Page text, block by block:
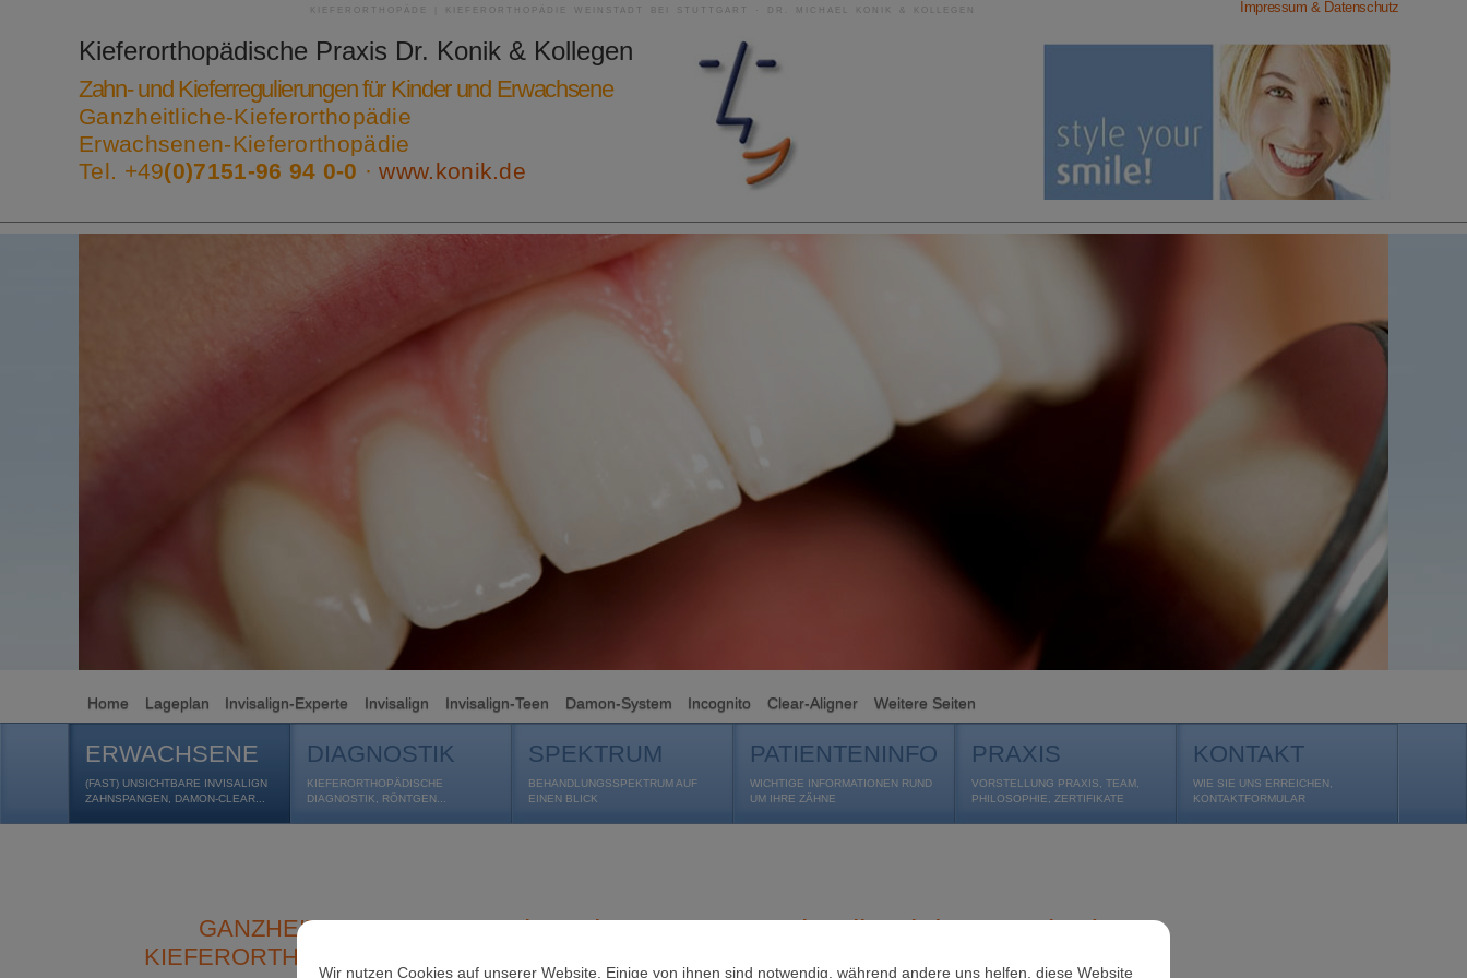
Wir nutzen Cookies auf unserer Website. Einige von ihnen sind notwendig, während andere uns helfen, diese Website
Impressum & Datenschutz
KIEFERORTHOPÄDE | KIEFERORTHOPÄDIE WEINSTADT BEI STUTTGART · DR. MICHAEL KONIK & KOLLEGEN
Kieferorthopädische Praxis Dr. Konik & Kollegen
Zahn- und Kieferregulierungen für Kinder und Erwachsene
Ganzheitliche-Kieferorthopädie
Erwachsenen-Kieferorthopädie
Tel. +49(0)7151-96 94 0-0 ·www.konik.de
Home Lageplan Invisalign-Experte Invisalign Invisalign-Teen Damon-System Incognito Clear-Aligner Weitere Seiten
ERWACHSENE
(FAST) UNSICHTBARE INVISALIGN
ZAHNSPANGEN, DAMON-CLEAR...
DIAGNOSTIK
KIEFERORTHOPÄDISCHE
DIAGNOSTIK, RÖNTGEN...
SPEKTRUM
BEHANDLUNGSSPEKTRUM AUF
EINEN BLICK
PATIENTENINFO
WICHTIGE INFORMATIONEN RUND
UM IHRE ZÄHNE
PRAXIS
VORSTELLUNG PRAXIS, TEAM,
PHILOSOPHIE, ZERTIFIKATE
KONTAKT
WIE SIE UNS ERREICHEN,
KONTAKTFORMULAR
GANZHEITLICHE
KIEFERORTHOPÄDIE
Die Zahn-Organ-Wechselbeziehungen in der
ganzheitlichen Kieferorthopädie